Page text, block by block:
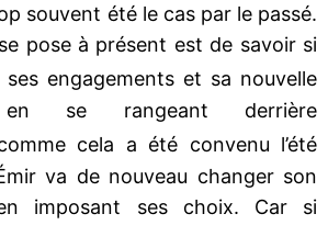
souvent été le cas par le passé.
pose à présent est de savoir si
engagements et sa nouvelle
en se rangeant derrière
cela a été convenu l’été
va de nouveau changer son
imposant ses choix. Car si